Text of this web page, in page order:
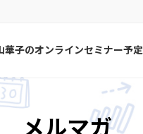
華子のオンラインセミナー予定
メルマガ